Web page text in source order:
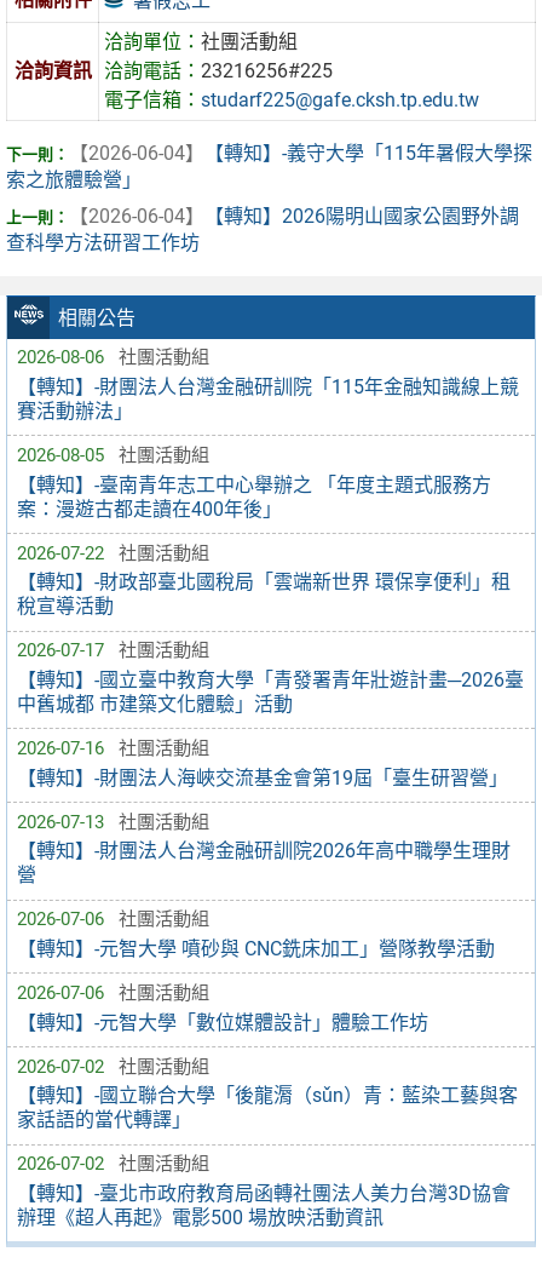
相關公告
2026-08-06 社團活動組
【轉知】-財團法人台灣金融研訓院「115年金融知識線上競
賽活動辦法」
2026-08-05 社團活動組
【轉知】-臺南青年志工中心舉辦之 「年度主題式服務方
案：漫遊古都走讀在400年後」
2026-07-22 社團活動組
【轉知】-財政部臺北國稅局「雲端新世界 環保享便利」租
稅宣導活動
2026-07-17 社團活動組
【轉知】-國立臺中教育大學「青發署青年壯遊計畫─2026臺
中舊城都 市建築文化體驗」活動
2026-07-16 社團活動組
【轉知】-財團法人海峽交流基金會第19屆「臺生研習營」
2026-07-13 社團活動組
【轉知】-財團法人台灣金融研訓院2026年高中職學生理財
營
2026-07-06 社團活動組
【轉知】-元智大學 噴砂與 CNC銑床加工」營隊教學活動
2026-07-06 社團活動組
【轉知】-元智大學「數位媒體設計」體驗工作坊
2026-07-02 社團活動組
【轉知】-國立聯合大學「後龍漘（sǔn）青：藍染工藝與客
家話語的當代轉譯」
2026-07-02 社團活動組
【轉知】-臺北市政府教育局函轉社團法人美力台灣3D協會
辦理《超人再起》電影500 場放映活動資訊
洽詢資訊
洽詢單位：社團活動組
洽詢電話：23216256#225
電子信箱：studarf225@gafe.cksh.tp.edu.tw
【2026-06-04】
【轉知】-義守大學「115年暑假大學探
索之旅體驗營」
【2026-06-04】
【轉知】2026陽明山國家公園野外調
查科學方法研習工作坊